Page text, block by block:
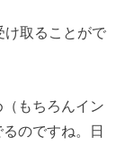
け取ることがで
もちろんイン
のですね。日